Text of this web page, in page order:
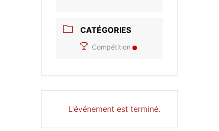
CATÉGORIES
Compétition
L'événement est terminé.